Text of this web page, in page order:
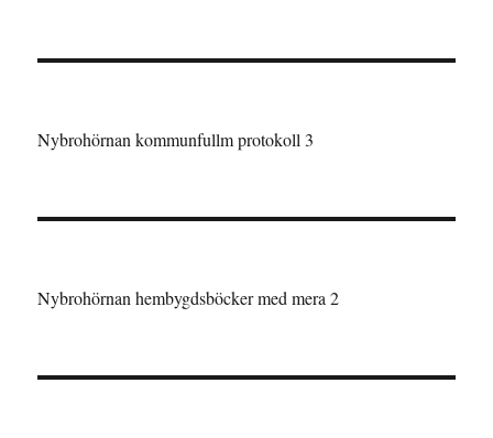
Nybrohörnan kommunfullm protokoll 3
Nybrohörnan hembygdsböcker med mera 2